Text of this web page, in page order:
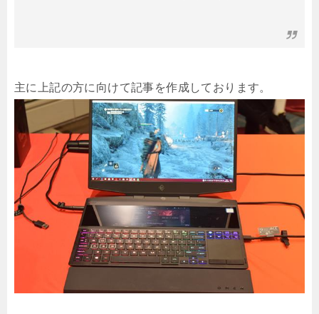
主に上記の方に向けて記事を作成しております。